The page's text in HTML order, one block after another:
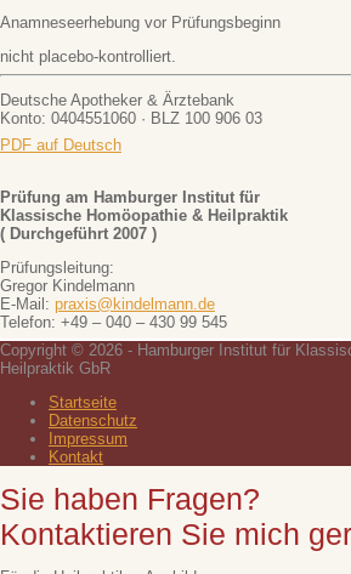
Anamneseerhebung vor Prüfungsbeginn
nicht placebo-kontrolliert.
Deutsche Apotheker & Ärztebank
Konto: 0404551060 · BLZ 100 906 03
PDF auf Deutsch
Prüfung am Hamburger Institut für
Klassische Homöopathie & Heilpraktik
( Durchgeführt 2007 )
Prüfungsleitung:
Gregor Kindelmann
E-Mail: praxis@kindelmann.de
Telefon: +49 – 040 – 430 99 545
Copyright © 2026 - Hamburger Institut für
Heilpraktik GbR
Startseite
Datenschutz
Impressum
Kontakt
Sie haben Fragen?
Kontaktieren Sie mich